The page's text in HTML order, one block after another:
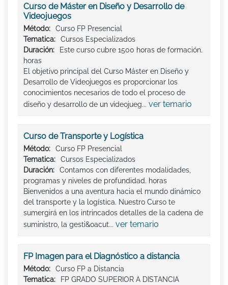
Curso de Máster en Diseño y Desarrollo de
Videojuegos
Método:
Curso FP Presencial
Tematica:
Cursos Especializados
Duración:
Este curso cubre 1500 horas de formación.
horas
El objetivo principal del Curso Máster en Diseño y
Desarrollo de Videojuegos es proporcionar los
conocimientos necesarios de todo el proceso de
diseño y desarrollo de un videojueg... ver temario
Curso de Transporte y Logística
Método:
Curso FP Presencial
Tematica:
Cursos Especializados
Duración:
Contamos con diferentes modalidades,
programas y niveles de profundidad. horas
Bienvenidos a una aventura hacia el mundo dinámico
del transporte y la logística. Nuestro Curso te
sumergirá en los intrincados detalles de la cadena de
suministro, la gesti&oacut... ver temario
FP Imagen para el Diagnóstico a distancia
Método:
Curso FP a Distancia
Tematica:
FP GRADO SUPERIOR A DISTANCIA